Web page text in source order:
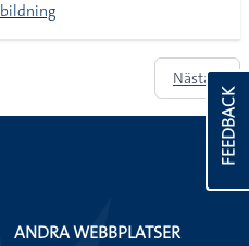
Nästa »
FEEDBACK
ANDRA WEBBPLATSER